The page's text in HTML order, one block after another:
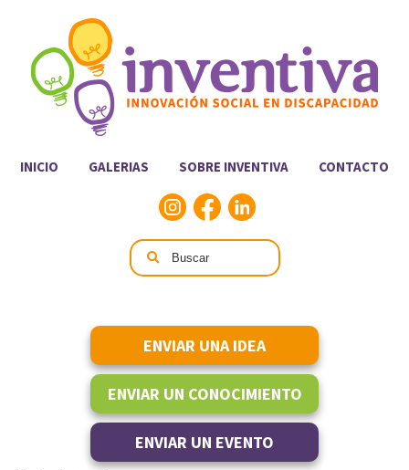
INICIO GALERIAS SOBRE INVENTIVA CONTACTO
ENVIAR UNA IDEA
ENVIAR UN CONOCIMIENTO
ENVIAR UN EVENTO